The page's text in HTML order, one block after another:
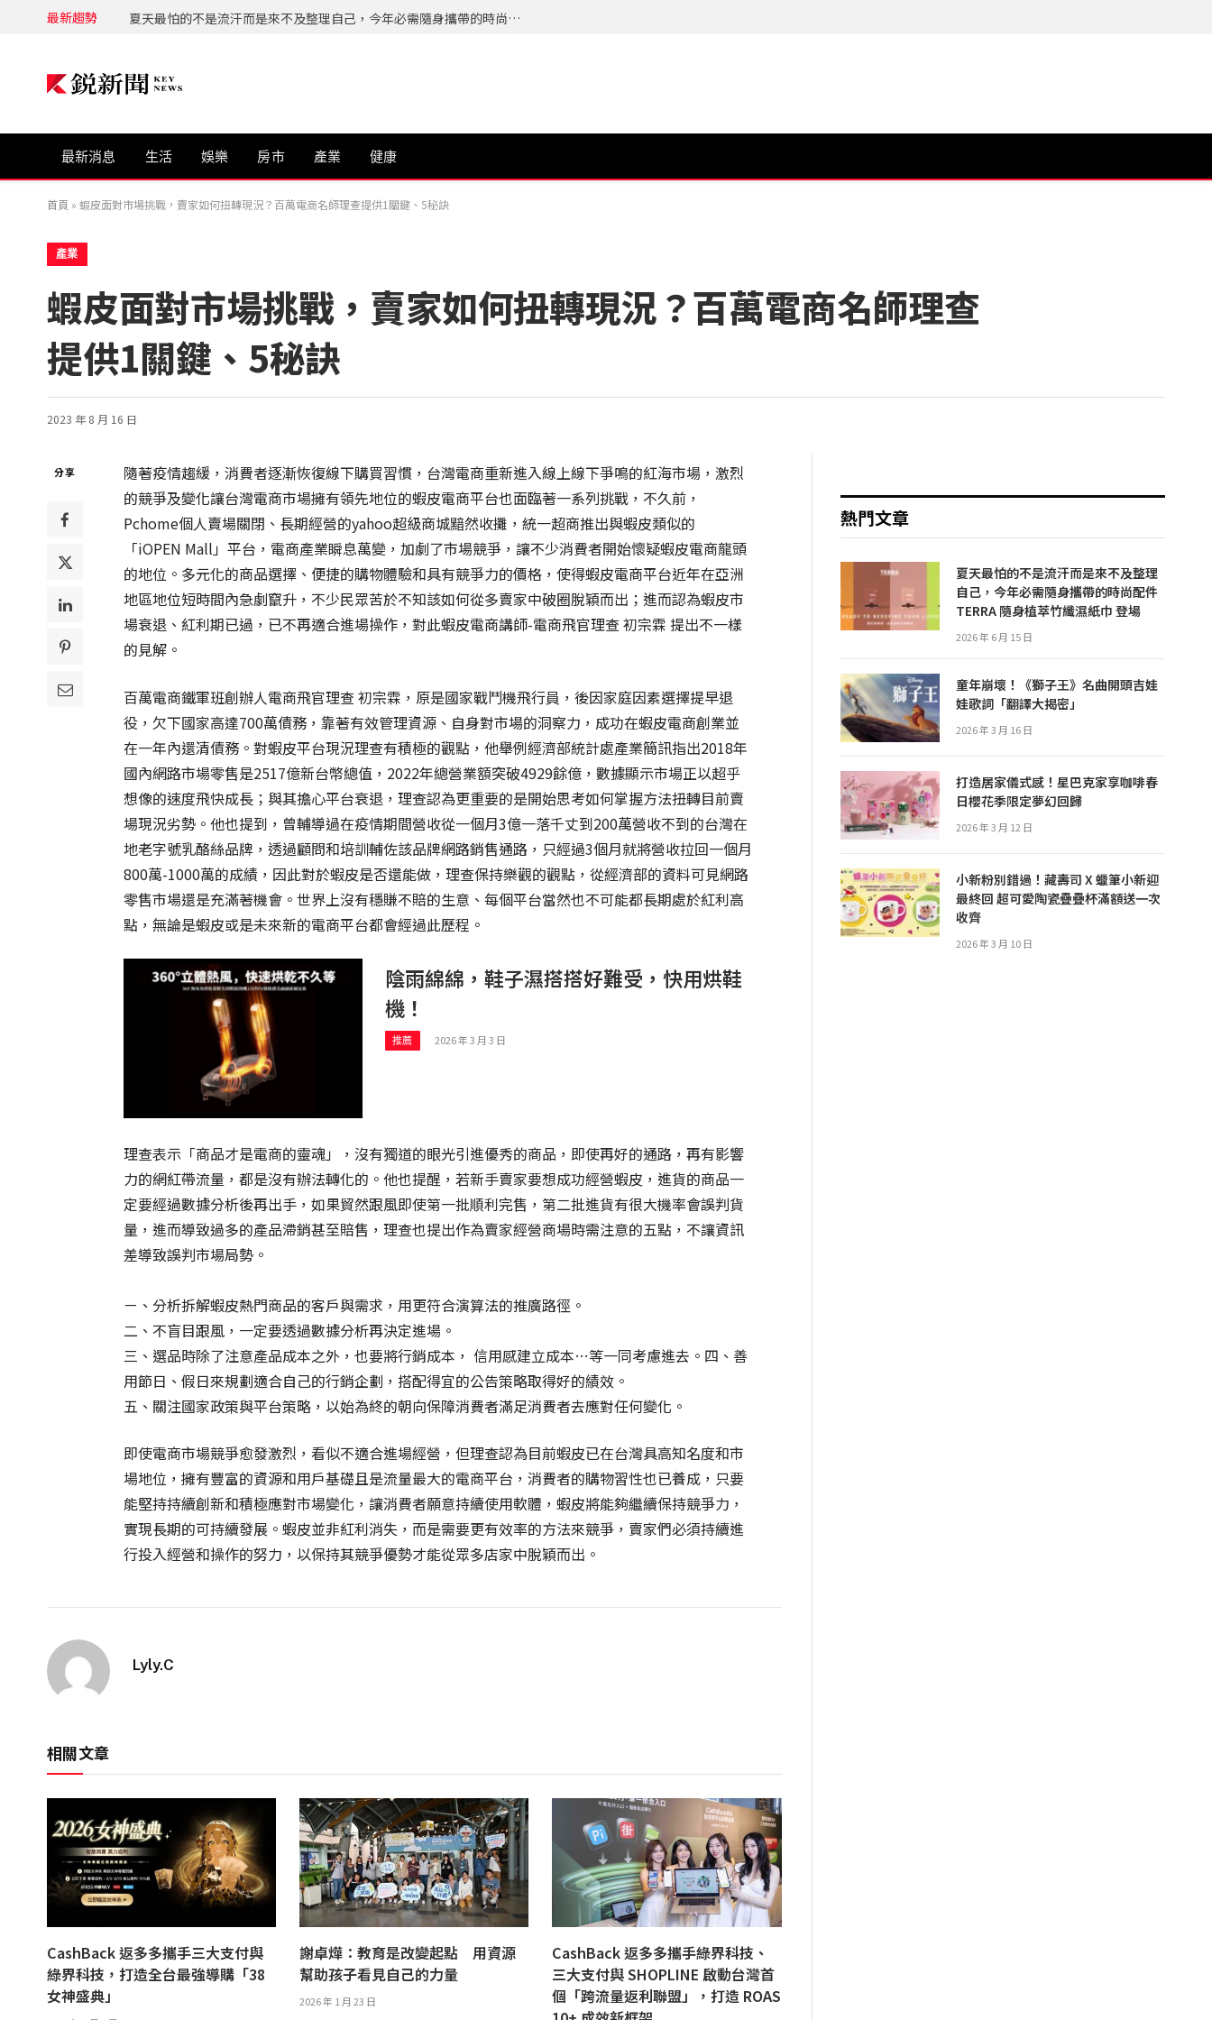
最新趨勢 夏天最怕的不是流汗而是來不及整理自己，今年必需隨身攜帶的時尚配件 TERRA 隨身植萃竹纖濕紙巾 登場
最新消息 生活 娛樂 房市 產業 健康
首頁 » 蝦皮面對市場挑戰，賣家如何扭轉現況？百萬電商名師理查提供1關鍵、5秘訣
產業
蝦皮面對市場挑戰，賣家如何扭轉現況？百萬電商名師理查
提供1關鍵、5秘訣
2023 年 8 月 16 日
分享
隨著疫情趨緩，消費者逐漸恢復線下購買習慣，台灣電商重新進入線上線下爭鳴的紅海市場，​​激烈
的競爭及變化讓台灣電商市場擁有領先地位的蝦皮電商平台也面臨著一系列挑戰，不久前，
Pchome個人賣場關閉、長期經營的yahoo超級商城黯然收攤，統一超商推出與蝦皮類似的
「iOPEN Mall」平台，電商產業瞬息萬變，加劇了市場競爭，讓不少消費者開始懷疑蝦皮電商龍頭
的地位。多元化的商品選擇、便捷的購物體驗和具有競爭力的價格，使得蝦皮電商平台近年在亞洲
地區地位短時間內急劇竄升，不少民眾苦於不知該如何從多賣家中破圈脫穎而出；進而認為蝦皮市
場衰退、紅利期已過，已不再適合進場操作，對此蝦皮電商講師-電商飛官理查 初宗霖 提出不一樣
的見解。
百萬電商鐵軍班創辦人電商飛官理查 初宗霖，原是國家戰鬥機飛行員，後因家庭因素選擇提早退
役，欠下國家高達700萬債務，靠著有效管理資源、自身對市場的洞察力，成功在蝦皮電商創業並
在一年內還清債務。對蝦皮平台現況理查有積極的觀點，他舉例經濟部統計處產業簡訊指出2018年
國內網路市場零售是2517億新台幣總值，2022年總營業額突破4929餘億，數據顯示市場正以超乎
想像的速度飛快成長；與其擔心平台衰退，理查認為更重要的是開始思考如何掌握方法扭轉目前賣
場現況劣勢。他也提到，曾輔導過在疫情期間營收從一個月3億一落千丈到200萬營收不到的台灣在
地老字號乳酪絲品牌，透過顧問和培訓輔佐該品牌網路銷售通路，只經過3個月就將營收拉回一個月
800萬-1000萬的成績，因此對於蝦皮是否還能做，理查保持樂觀的觀點，從經濟部的資料可見網路
零售市場還是充滿著機會。世界上沒有穩賺不賠的生意、每個平台當然也不可能都長期處於紅利高
點，無論是蝦皮或是未來新的電商平台都會經過此歷程。
陰雨綿綿，鞋子濕搭搭好難受，快用烘鞋
機！
推薦 2026 年 3 月 3 日
理查表示「商品才是電商的靈魂」，沒有獨道的眼光引進優秀的商品，即使再好的通路，再有影響
力的網紅帶流量，都是沒有辦法轉化的。他也提醒，若新手賣家要想成功經營蝦皮，進貨的商品一
定要經過數據分析後再出手，如果貿然跟風即使第一批順利完售，第二批進貨有很大機率會誤判貨
量，進而導致過多的產品滯銷甚至賠售，理查也提出作為賣家經營商場時需注意的五點，不讓資訊
差導致誤判市場局勢。
ㄧ、分析拆解蝦皮熱門商品的客戶與需求，用更符合演算法的推廣路徑。
二、不盲目跟風，一定要透過數據分析再決定進場。
三、選品時除了注意產品成本之外，也要將行銷成本， 信用感建立成本…等一同考慮進去。四、善
用節日、假日來規劃適合自己的行銷企劃，搭配得宜的公告策略取得好的績效。
五、關注國家政策與平台策略，以始為終的朝向保障消費者滿足消費者去應對任何變化。
即使電商市場競爭愈發激烈，看似不適合進場經營，但理查認為目前蝦皮已在台灣具高知名度和市
場地位，擁有豐富的資源和用戶基礎且是流量最大的電商平台，消費者的購物習性也已養成，只要
能堅持持續創新和積極應對市場變化，讓消費者願意持續使用軟體，蝦皮將能夠繼續保持競爭力，
實現長期的可持續發展。蝦皮並非紅利消失，而是需要更有效率的方法來競爭，賣家們必須持續進
行投入經營和操作的努力，以保持其競爭優勢才能從眾多店家中脫穎而出。
Lyly.C
相關文章
CashBack 返多多攜手三大支付與
綠界科技，打造全台最強導購「38
女神盛典」
謝卓燁：教育是改變起點 用資源
幫助孩子看見自己的力量
2026 年 1 月 23 日
CashBack 返多多攜手綠界科技、
三大支付與 SHOPLINE 啟動台灣首
個「跨流量返利聯盟」，打造 ROAS
熱門文章
夏天最怕的不是流汗而是來不及整理
自己，今年必需隨身攜帶的時尚配件
TERRA 隨身植萃竹纖濕紙巾 登場
2026 年 6 月 15 日
童年崩壞！《獅子王》名曲開頭吉娃
娃歌詞「翻譯大揭密」
2026 年 3 月 16 日
打造居家儀式感！星巴克家享咖啡春
日櫻花季限定夢幻回歸
2026 年 3 月 12 日
小新粉別錯過！藏壽司 X 蠟筆小新迎
最終回 超可愛陶瓷疊疊杯滿額送一次
收齊
2026 年 3 月 10 日